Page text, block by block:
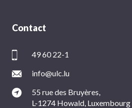
Contact
49 60 22-1
info@ulc.lu
55 rue des Bruyères,
L-1274 Howald, Luxembourg